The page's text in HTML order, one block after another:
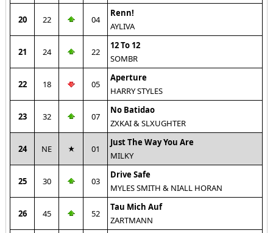
20 22 04
Renn!
AYLIVA
21 24 22
12 To 12
SOMBR
22 18 05
Aperture
HARRY STYLES
23 32 07
No Batidao
ZXKAI & SLXUGHTER
24 NE 01
Just The Way You Are
MILKY
25 30 03
Drive Safe
MYLES SMITH & NIALL HORAN
26 45 52
Tau Mich Auf
ZARTMANN